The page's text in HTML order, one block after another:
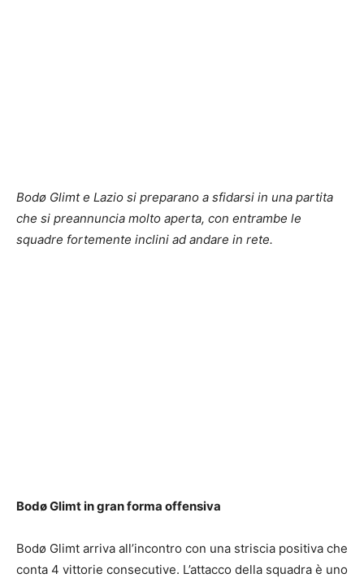
Bodø Glimt e Lazio si preparano a sfidarsi in una partita
che si preannuncia molto aperta, con entrambe le
squadre fortemente inclini ad andare in rete.
Bodø Glimt in gran forma offensiva
Bodø Glimt arriva all’incontro con una striscia positiva che
conta 4 vittorie consecutive. L’attacco della squadra è uno